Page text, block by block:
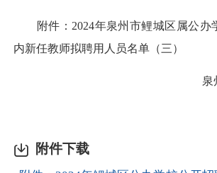
附件：2024年泉州市鲤城区属公办
内新任教师拟聘用人员名单（三）
泉州
附件下载